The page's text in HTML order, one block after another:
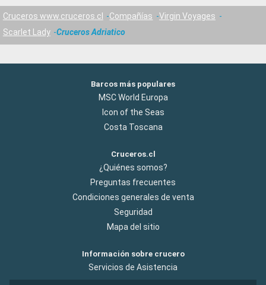
Cruceros www.cruceros.cl Compañías
Virgin Voyages
Scarlet Lady
Cruceros Adriatico
Barcos más populares
MSC World Europa
Icon of the Seas
Costa Toscana
Cruceros.cl
¿Quiénes somos?
Preguntas frecuentes
Condiciones generales de venta
Seguridad
Mapa del sitio
Información sobre crucero
Servicios de Asistencia